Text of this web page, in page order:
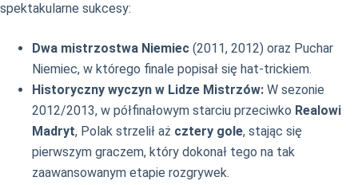
spektakularne sukcesy:
Dwa mistrzostwa Niemiec (2011, 2012) oraz Puchar
Niemiec, w którego finale popisał się hat-trickiem.
Historyczny wyczyn w Lidze Mistrzów: W sezonie
2012/2013, w półfinałowym starciu przeciwko Realowi
Madryt, Polak strzelił aż cztery gole, stając się
pierwszym graczem, który dokonał tego na tak
zaawansowanym etapie rozgrywek.